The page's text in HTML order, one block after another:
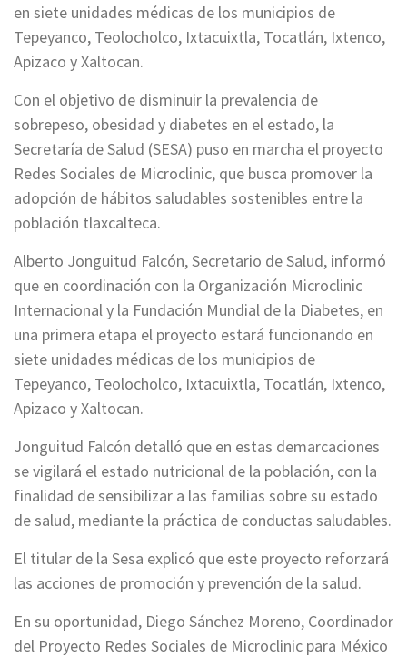
en siete unidades médicas de los municipios de
Tepeyanco, Teolocholco, Ixtacuixtla, Tocatlán, Ixtenco,
Apizaco y Xaltocan.
Con el objetivo de disminuir la prevalencia de
sobrepeso, obesidad y diabetes en el estado, la
Secretaría de Salud (SESA) puso en marcha el proyecto
Redes Sociales de Microclinic, que busca promover la
adopción de hábitos saludables sostenibles entre la
población tlaxcalteca.
Alberto Jonguitud Falcón, Secretario de Salud, informó
que en coordinación con la Organización Microclinic
Internacional y la Fundación Mundial de la Diabetes, en
una primera etapa el proyecto estará funcionando en
siete unidades médicas de los municipios de
Tepeyanco, Teolocholco, Ixtacuixtla, Tocatlán, Ixtenco,
Apizaco y Xaltocan.
Jonguitud Falcón detalló que en estas demarcaciones
se vigilará el estado nutricional de la población, con la
finalidad de sensibilizar a las familias sobre su estado
de salud, mediante la práctica de conductas saludables.
El titular de la Sesa explicó que este proyecto reforzará
las acciones de promoción y prevención de la salud.
En su oportunidad, Diego Sánchez Moreno, Coordinador
del Proyecto Redes Sociales de Microclinic para México